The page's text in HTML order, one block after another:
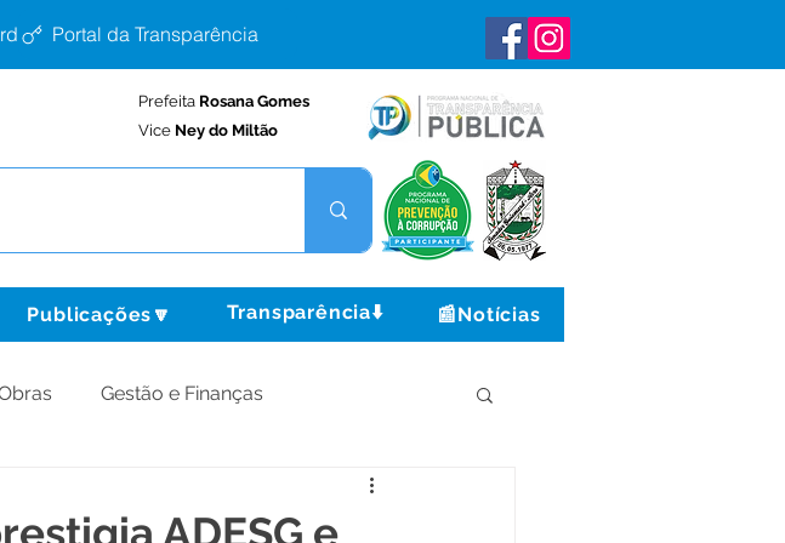
Portal da Transparência
Prefeita Rosana Gomes
Vice Ney do Miltão
Publicações🔽 Transparência⬇️ 📰Notícias
Gestão e Finanças
Institucional e Governo
ADESG e